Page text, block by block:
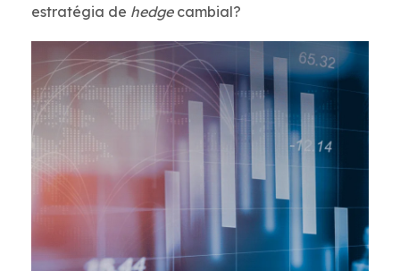
estratégia de hedge cambial?